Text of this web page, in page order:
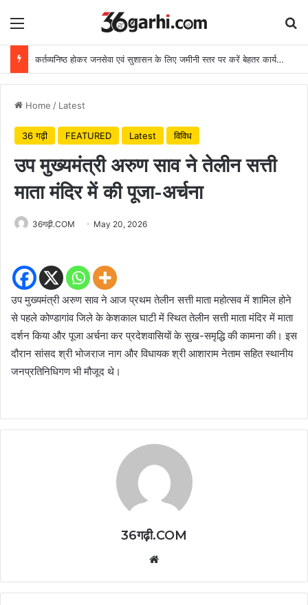
Menu
कर्तव्यनिष्ठ होकर जनसेवा एवं सुशासन के लिए जमीनी स्तर पर करें बेहतर कार्य: मुख्यमंत्री
Home / Latest
36 गढ़ी FEATURED Latest विविध
उप मुख्यमंत्री अरुण साव ने तेलीन सत्ती
माता मंदिर में की पूजा-अर्चना
36गढ़ी.COM May 20, 2026
उप मुख्यमंत्री अरुण साव ने आज प्रथम तेलीन सत्ती माता महोत्सव में शामिल होने
से पहले कोण्डागांव जिले के केशकाल घाटी में स्थित तेलीन सत्ती माता मंदिर में माता
दर्शन किया और पूजा अर्चना कर प्रदेशवासियों के सुख-समृद्धि की कामना की। इस
दौरान सांसद श्री भोजराज नाग और विधायक श्री आशाराम नेताम सहित स्थानीय
जनप्रतिनिधिगण भी मौजूद थे।
36गढ़ी.COM